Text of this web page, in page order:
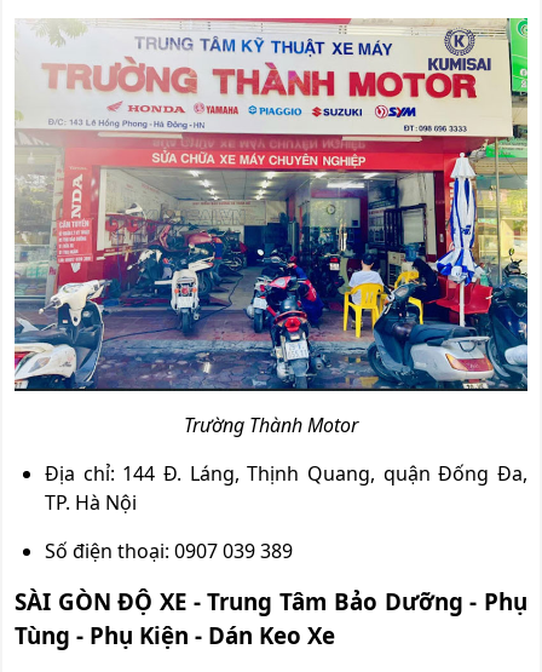
Trường Thành Motor
Địa chỉ: 144 Đ. Láng, Thịnh Quang, quận Đống Đa,
TP. Hà Nội
Số điện thoại: 0907 039 389
SÀI GÒN ĐỘ XE - Trung Tâm Bảo Dưỡng - Phụ
Tùng - Phụ Kiện - Dán Keo Xe